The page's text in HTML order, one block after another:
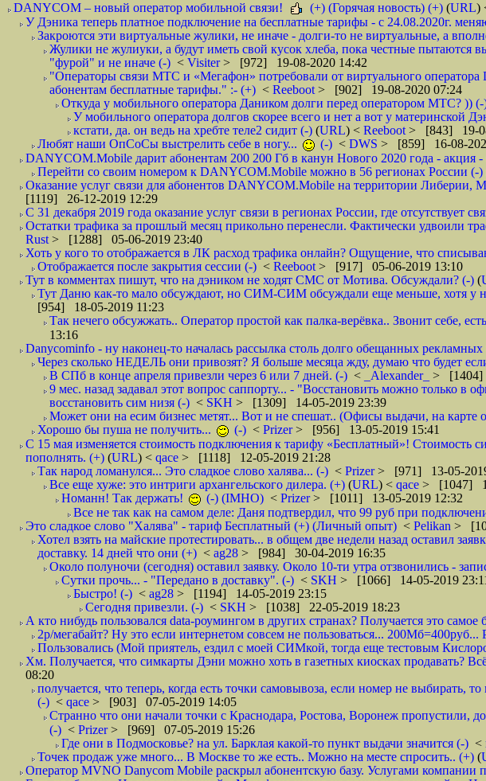
DANYCOM – новый оператор мобильной связи! (+) (Горячая новость) (+) (URL)
У Дэника теперь платное подключение на бесплатные тарифы - с 24.08.2020г.
Закроются эти виртуальные жулики, не иначе - долги-то не виртуальные, а
Жулики не жулиуки, а будут иметь свой кусок хлеба, пока честные пытаются
"фурой" и не иначе (-) < Visiter> [972] 19-08-2020 14:42
"Операторы связи МТС и «Мегафон» потребовали от виртуального оператора
абонентам бесплатные тарифы." :- (+) < Reeboot > [902] 19-08-2020 07:24
Откуда у мобильного оператора Даником долги перед оператором МТС? )) (-
У мобильного оператора долгов скорее всего и нет а вот у материнской
кстати, да. он ведь на хребте теле2 сидит (-) (URL) < Reeboot > [843] 19-
Любят наши ОпСоСы выстрелить себе в ногу...
(-) < DWS > [859] 16-08-
DANYCOM.Mobile дарит абонентам 200 200 Гб в канун Нового 2020 года - акция
Перейти со своим номером к DANYCOM.Mobile можно в 56 регионах России (-)
Оказание услуг связи для абонентов DANYCOM.Mobile на территории
[1119] 26-12-2019 12:29
С 31 декабря 2019 года оказание услуг связи в регионах России, где отсутствует
Остатки трафика за прошлый месяц прикольно перенесли. Фактически удвоили
Rust > [1288] 05-06-2019 23:40
Хоть у кого то отображается в ЛК расход трафика онлайн? Ощущение, что
Отображается после закрытия сессии (-) < Reeboot > [917] 05-06-2019 13:10
Тут в комментах пишут, что на дэником не ходят СМС от Мотива. Обсуждали? (-) (
Тут Даню как-то мало обсуждают, но СИМ-СИМ обсуждали еще меньше, хотя у
[954] 18-05-2019 11:23
Так нечего обсужжать.. Оператор простой как палка-верёвка.. Звонит себе,
13:16
Danycominfo - ну наконец-то началась рассылка столь долго обещанных
Через сколько НЕДЕЛЬ они привозят? Я больше месяца жду, думаю что будет
В СПб в конце апреля привезли через 6 или 7 дней. (-) < _Alexander_ > [1404]
9 мес. назад задавал этот вопрос саппорту... - "Восстановить можно только
восстановить сим низя (-) < SKH > [1309] 14-05-2019 23:39
Может они на есим бизнес метят... Вот и не спешат.. (Офисы выдачи, на карте
Хорошо бы пуша не получить...
(-) < Prizer> [956] 13-05-2019 15:41
С 15 мая изменяется стоимость подключения к тарифу «Бесплатный»! Стоимость
пополнять. (+) (URL) < qace > [1118] 12-05-2019 21:28
Так народ ломанулся... Это сладкое слово халява... (-) < Prizer> [971] 13-05-
Все еще хуже: это интриги архангельского дилера. (+) (URL) < qace > [1047]
Номанн! Так держать!
(-) (IMHO) < Prizer> [1011] 13-05-2019 12:32
Все не так как на самом деле: Даня подтвердил, что 99 руб при
Это сладкое слово "Халява" - тариф Бесплатный (+) (Личный опыт) < Pelikan >
Хотел взять на майские протестировать... в общем две недели назад оставил
доставку. 14 дней что они (+) < ag28 > [984] 30-04-2019 16:35
Около полуночи (сегодня) оставил заявку. Около 10-ти утра отзвонились -
Сутки прочь... - "Передано в доставку". (-) < SKH > [1066] 14-05-2019
Быстро! (-) < ag28 > [1194] 14-05-2019 23:15
Сегодня привезли. (-) < SKH > [1038] 22-05-2019 18:23
А кто нибудь пользовался data-роумингом в других странах? Получается это
2р/мегабайт? Ну это если интернетом совсем не пользоваться...
Пользовались (Мой приятель, ездил с моей СИМкой, тогда еще тестовым
Хм. Получается, что симкарты Дэни можно хоть в газетных киосках продавать?
08:20
получается, что теперь, когда есть точки самовывоза, если номер не выбирать,
(-) < qace > [903] 07-05-2019 14:05
Странно что они начали точки с Краснодара, Ростова, Воронеж пропустили,
(-) < Prizer> [969] 07-05-2019 15:26
Где они в Подмосковье? на ул. Барклая какой-то пункт выдачи значится (-) <
Точек продаж уже много... В Москве то же есть.. Можно на месте спросить.. (+) (
Оператор MVNO Danycom Mobile раскрыл абонентскую базу. Услугами компании